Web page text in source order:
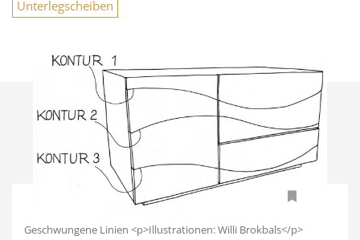
Unterlegscheiben
Geschwungene Linien <p>Illustrationen: Willi Brokbals</p>